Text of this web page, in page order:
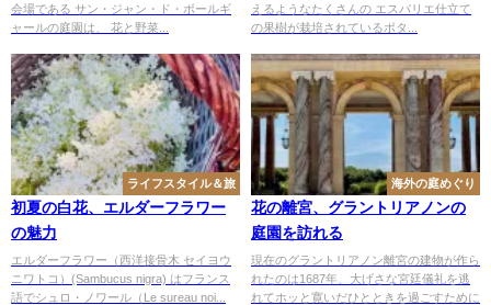
会場である サン・ジャン・ド・ボールギ
ャールの庭園は、 花と野菜...
えるようなたくさんの エスパリエ仕立て
の果樹が栽培されているポタ...
ライフスタイル＆旅
初夏の白花、エルダーフラワー
の魅力
エルダーフラワー（西洋接骨木 セイヨウ
ニワトコ）(Sambucus nigra) はフランス
語でシュロ・ノワール（Le sureau noi...
海外の庭めぐり
花の離宮、グラントリアノンの
庭園を訪れる
現在のグラントリアノン離宮の建物が作ら
れたのは1687年、大げさな宮廷儀礼を逃
れてホッと寛いだひとときを過ごすために